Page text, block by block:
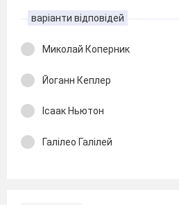
варіанти відповідей
Миколай Коперник
Йоганн Кеплер
Ісаак Ньютон
Галілео Галілей